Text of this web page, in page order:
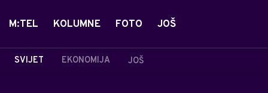
SVIJET EKONOMIJA JOŠ
M:TEL KOLUMNE FOTO JOŠ